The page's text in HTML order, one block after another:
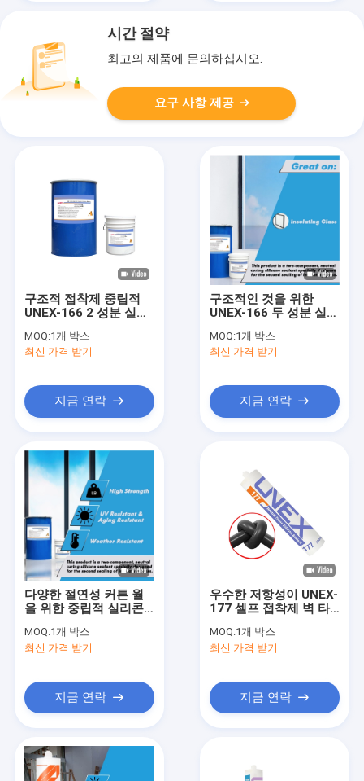
제품
시간 절약
최고의 제품에 문의하십시오.
요구 사항 제공
구조적 접착제 중립적
UNEX-166 2 성분 실리
MOQ:1개 박스
최신 가격 받기
지금 연락
구조적인 것을 위한
UNEX-166 두 성분 실리
마릅니다
MOQ:1개 박스
최신 가격 받기
지금 연락
다양한 절연성 커튼 월
을 위한 중립적 실리콘
MOQ:1개 박스
최신 가격 받기
지금 연락
우수한 저항성이 UNEX-
177 셀프 접착제 벽 타
외기에 노출시킵니다
MOQ:1개 박스
최신 가격 받기
지금 연락